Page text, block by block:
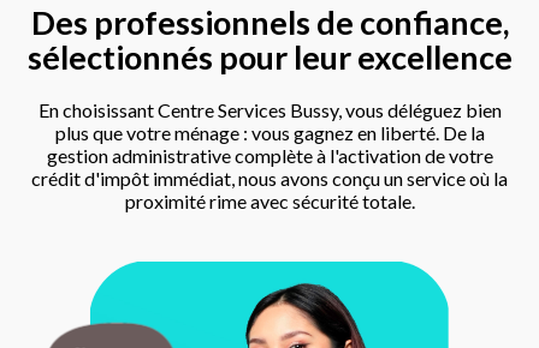
Des professionnels de confiance,
sélectionnés pour leur excellence
En choisissant Centre Services Bussy, vous déléguez bien
plus que votre ménage : vous gagnez en liberté. De la
gestion administrative complète à l'activation de votre
crédit d'impôt immédiat, nous avons conçu un service où la
proximité rime avec sécurité totale.